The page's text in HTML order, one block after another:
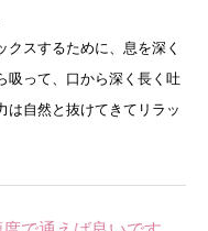
スするために、息を深く
吸って、口から深く長く吐
は自然と抜けてきてリラッ